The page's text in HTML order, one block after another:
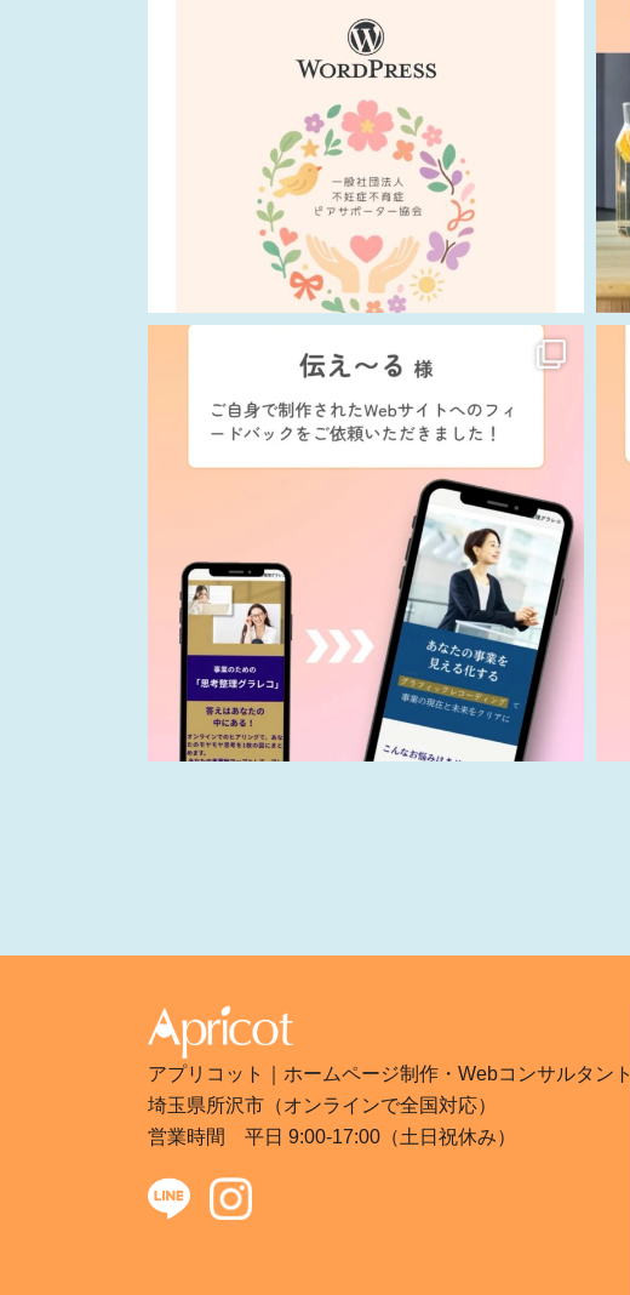
アプリコット｜ホームページ制作・Webコンサルタント
埼玉県所沢市（オンラインで全国対応）
営業時間 平日 9:00-17:00（土日祝休み）